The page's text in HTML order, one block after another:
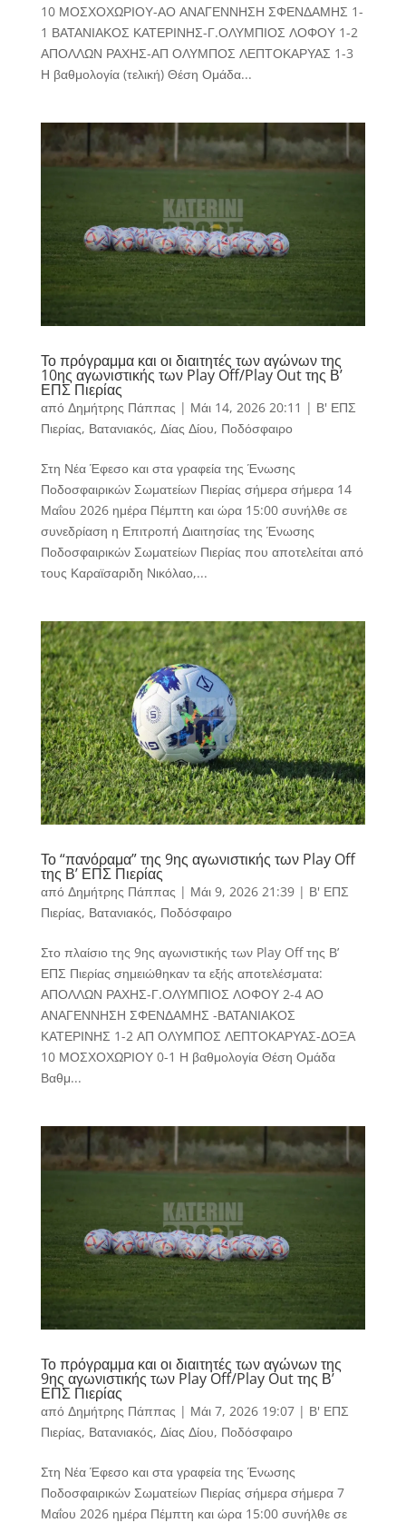
10 ΜΟΣΧΟΧΩΡΙΟΥ-ΑΟ ΑΝΑΓΕΝΝΗΣΗ ΣΦΕΝΔΑΜΗΣ 1-
1 ΒΑΤΑΝΙΑΚΟΣ ΚΑΤΕΡΙΝΗΣ-Γ.ΟΛΥΜΠΙΟΣ ΛΟΦΟΥ 1-2
ΑΠΟΛΛΩΝ ΡΑΧΗΣ-ΑΠ ΟΛΥΜΠΟΣ ΛΕΠΤΟΚΑΡΥΑΣ 1-3
Η βαθμολογία (τελική) Θέση Ομάδα...
Το πρόγραμμα και οι διαιτητές των αγώνων της
10ης αγωνιστικής των Play Off/Play Out της Β’
ΕΠΣ Πιερίας
από Δημήτρης Πάππας | Μάι 14, 2026 20:11 | Β' ΕΠΣ
Πιερίας, Βατανιακός, Δίας Δίου, Ποδόσφαιρο
Στη Νέα Έφεσο και στα γραφεία της Ένωσης
Ποδοσφαιρικών Σωματείων Πιερίας σήμερα σήμερα 14
Μαΐου 2026 ημέρα Πέμπτη και ώρα 15:00 συνήλθε σε
συνεδρίαση η Επιτροπή Διαιτησίας της Ένωσης
Ποδοσφαιρικών Σωματείων Πιερίας που αποτελείται από
τους Καραϊσαριδη Νικόλαο,...
Το “πανόραμα” της 9ης αγωνιστικής των Play Off
της Β’ ΕΠΣ Πιερίας
από Δημήτρης Πάππας | Μάι 9, 2026 21:39| Β' ΕΠΣ
Πιερίας, Βατανιακός, Ποδόσφαιρο
Στο πλαίσιο της 9ης αγωνιστικής των Play Off της Β’
ΕΠΣ Πιερίας σημειώθηκαν τα εξής αποτελέσματα:
ΑΠΟΛΛΩΝ ΡΑΧΗΣ-Γ.ΟΛΥΜΠΙΟΣ ΛΟΦΟΥ 2-4 ΑΟ
ΑΝΑΓΕΝΝΗΣΗ ΣΦΕΝΔΑΜΗΣ -ΒΑΤΑΝΙΑΚΟΣ
ΚΑΤΕΡΙΝΗΣ 1-2 ΑΠ ΟΛΥΜΠΟΣ ΛΕΠΤΟΚΑΡΥΑΣ-ΔΟΞΑ
10 ΜΟΣΧΟΧΩΡΙΟΥ 0-1 Η βαθμολογία Θέση Ομάδα
Βαθμ...
Το πρόγραμμα και οι διαιτητές των αγώνων της
9ης αγωνιστικής των Play Off/Play Out της Β’
ΕΠΣ Πιερίας
από Δημήτρης Πάππας | Μάι 7, 2026 19:07| Β' ΕΠΣ
Πιερίας, Βατανιακός, Δίας Δίου, Ποδόσφαιρο
Στη Νέα Έφεσο και στα γραφεία της Ένωσης
Ποδοσφαιρικών Σωματείων Πιερίας σήμερα σήμερα 7
Μαΐου 2026 ημέρα Πέμπτη και ώρα 15:00 συνήλθε σε